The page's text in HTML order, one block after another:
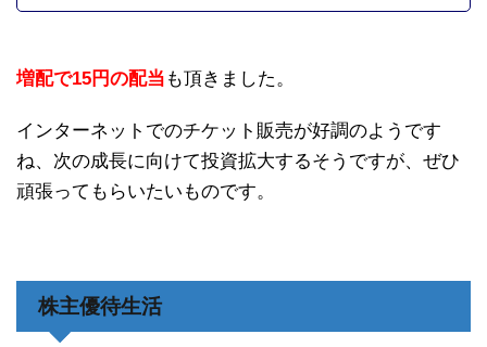
増配で15円の配当 も頂きました。
インターネットでのチケット販売が好調のようです
ね、次の成長に向けて投資拡大するそうですが、ぜひ
頑張ってもらいたいものです。
株主優待生活